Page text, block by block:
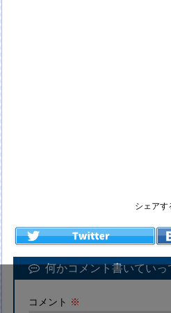
シェアす
何かコメント書いていっ
コメント ※